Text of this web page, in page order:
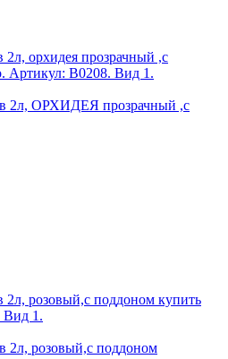
2л, ОРХИДЕЯ прозрачный ,с
розовый,с поддоном